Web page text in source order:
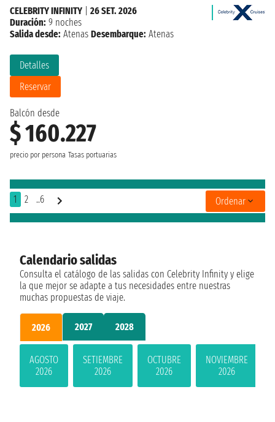
Balcón desde
$ 160.227
precio por persona Tasas portuarias
Detalles
Reservar
CELEBRITY INFINITY
26 SET. 2026
Duración: 9 noches
Salida desde: Atenas Desembarque: Atenas
1 2 ..6 Ordenar
Calendario salidas
Consulta el catálogo de las salidas con Celebrity Infinity y elige
la que mejor se adapte a tus necesidades entre nuestras
muchas propuestas de viaje.
2026 2027 2028
AGOSTO
2026
SETIEMBRE
2026
OCTUBRE
2026
NOVIEMBRE
2026